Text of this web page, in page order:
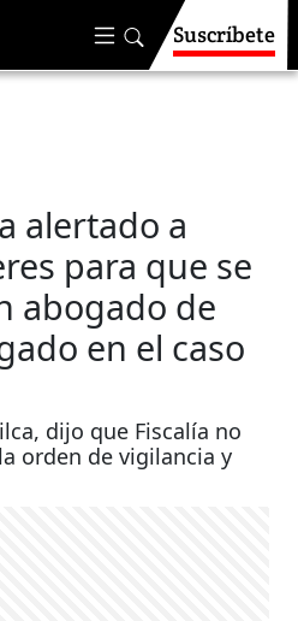
Suscríbete
alertado a
para que se
abogado de
en el caso
dijo que Fiscalía no
orden de vigilancia y